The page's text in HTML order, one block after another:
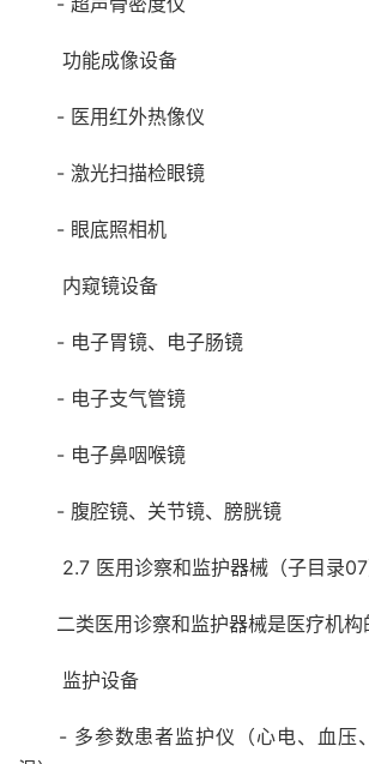
功能成像设备
- 医用红外热像仪
- 激光扫描检眼镜
- 眼底照相机
内窥镜设备
- 电子胃镜、电子肠镜
- 电子支气管镜
- 电子鼻咽喉镜
- 腹腔镜、关节镜、膀胱镜
2.7 医用诊察和监护器械（子目录07
二类医用诊察和监护器械是医疗机构
监护设备
- 多参数患者监护仪（心电、血压